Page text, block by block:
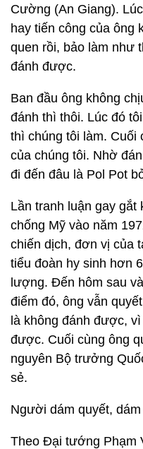
Cường (An Giang).
hay tiến công của ông
quen rồi, bảo làm như
đánh được.
Ban đầu ông không
đánh thì thôi. Lúc đó
thì chúng tôi làm. Cuối
của chúng tôi. Nhờ
đi đến đâu là Pol Pot
Lần tranh luận gay gắt
chống Mỹ vào năm
chiến dịch, đơn vị của
tiểu đoàn hy sinh hơn
lượng. Đến hôm sau
điểm đó, ông vẫn
là không đánh được,
được. Cuối cùng ông
nguyên Bộ trưởng
sẻ.
Người dám quyết,
Theo Đại tướng Phạm